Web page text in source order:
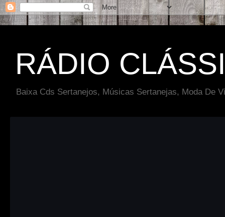
RÁDIO
Baixa Cds Sertanejos, Músicas Sertanejas, Moda De